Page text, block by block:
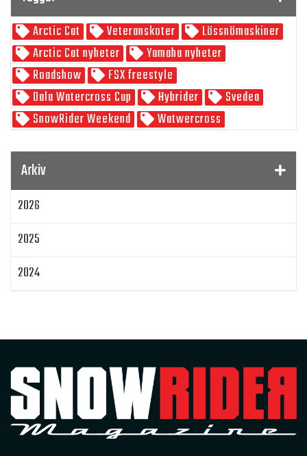
SnowRider TV
Skoterpodden
Arctic Cat Veteranskoter
Lössnömaskiner
Arctic Cat nyheter
Yamaha nyheter
Roadshow
FSX freestyle
Dala Watercross Cup
Hybrider
Svedea
SnowRider Weekend
Watwercross
SnowRider Hoddie
pDrive
Zeppelinarn
Snöskoterkläder TOBE
FXR
Klim
Laga mat
IQ Trippeln
Original ECU
Loggning Mappning
MapTun
Encylindrig tvåtaktsmotor med EBK
Snowrider Magazine
Bromsning av bensin
Det encylindriga undret
Arkiv
2026
2025
2024
2022
2021
2020
2019